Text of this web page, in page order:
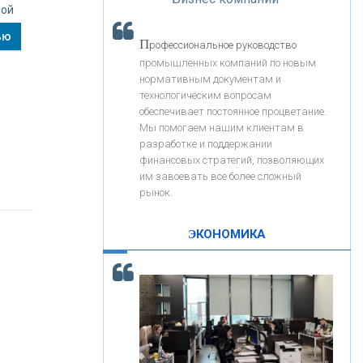
«РОСЕВРОБАНК»
«ПРЕСС-СЛУЖБА ВТБ24»
«АВТОГРАДБАНК»
КОНТАКТЫ
«Интервью»
Скорость - один из главных трендов в
кредитовании бизнеса - «Интервью»
Профессиональное руководство
промышленных компаний по новым
нормативным документам и
технологическим вопросам
обеспечивает постоянное процветание.
Мы помогаем нашим клиентам в
разработке и поддержании
финансовых стратегий, позволяющих
им завоевать все более сложный
рынок.
ЭКОНОМИКА